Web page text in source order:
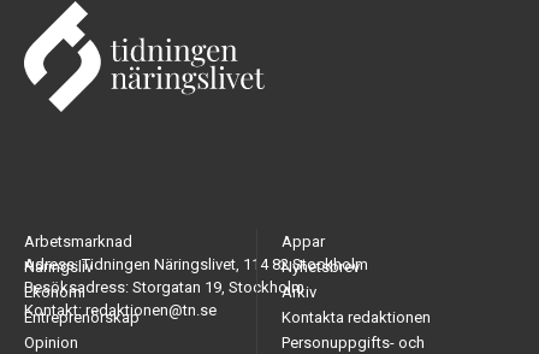
Adress: Tidningen Näringslivet, 114 82 Stockholm
Besöksadress: Storgatan 19, Stockholm
Kontakt: redaktionen@tn.se
Arbetsmarknad
Näringsliv
Ekonomi
Entreprenörskap
Opinion
Appar
Nyhetsbrev
Arkiv
Kontakta redaktionen
Personuppgifts- och